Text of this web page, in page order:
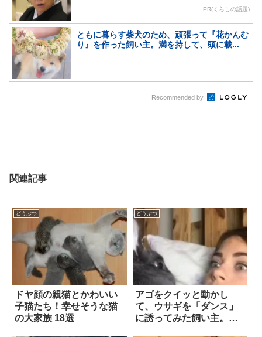
PR(くらしの話題)
ともに暮らす柴犬のため、頑張って『花かんむ
り』を作った飼い主。満を持して、頭に載...
Recommended by
関連記事
どうぶつ
ドヤ顔の親猫とかわいい
子猫たち！幸せそうな猫
の大家族 18選
どうぶつ
アゴをクイッと動かし
て、ウサギを「ダンス」
に誘ってみた飼い主。そ